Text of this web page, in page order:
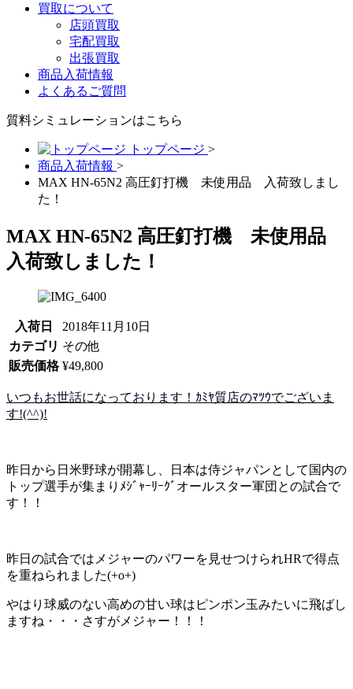
買取について
店頭買取
宅配買取
出張買取
商品入荷情報
よくあるご質問
質料シミュレーションはこちら
トップページ >
商品入荷情報 >
MAX HN-65N2 高圧釘打機 未使用品 入荷致しまし
た！
MAX HN-65N2 高圧釘打機 未使用品
入荷致しました！
入荷日
2018年11月10日
カテゴリ その他
販売価格 ¥49,800
いつもお世話になっております！ｶﾐﾔ質店のﾏﾂｳでございま
す!(^^)!
昨日から日米野球が開幕し、日本は侍ジャパンとして国内の
トップ選手が集まりﾒｼﾞｬｰﾘｰｸﾞオールスター軍団との試合で
す！！
昨日の試合ではメジャーのパワーを見せつけられHRで得点
を重ねられました(+o+)
やはり球威のない高めの甘い球はピンポン玉みたいに飛ばし
ますね・・・さすがメジャー！！！